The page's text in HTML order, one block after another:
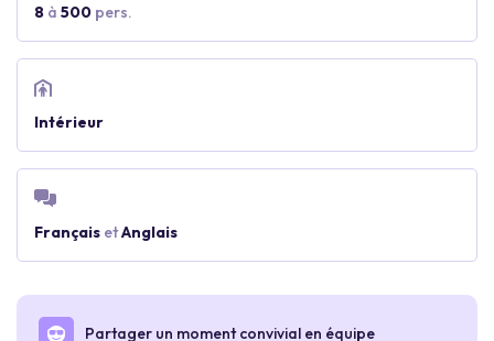
8 à 500 pers.
Intérieur
Français etAnglais
Partager un moment convivial en équipe